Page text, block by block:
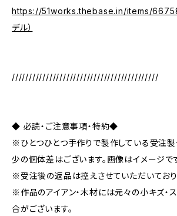
https://51works.thebase.in/items/
デル）
///////////////////////////////////////////
◆ 必読・ご注意事項・特約◆
※ひとつひとつ手作りで製作している受注製
少の個体差はございます。画像はイメージで
※受注後の返品は控えさせていただいており
※作品のアイアン・木材には元々の小キズ・
合がございます。